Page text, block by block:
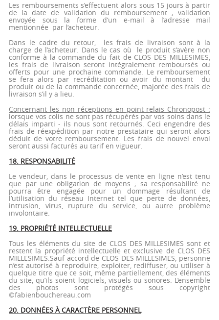
Les remboursements s’effectuent alors sous 15 jours à partir
de la date de validation du remboursement ; validation
envoyée sous la forme d’un e-mail à l’adresse mail
mentionnée par l’acheteur.
Dans le cadre du retour, les frais de livraison sont à la
charge de l’acheteur. Dans le cas où le produit s’avère non
conforme à la commande du fait de CLOS DES MILLESIMES,
les frais de livraison seront intégralement remboursés ou
offerts pour une prochaine commande. Le remboursement
se fera alors par recréditation ou avoir du montant du
produit ou de la commande concernée, majorée des frais de
livraison s’il y a lieu.
Concernant les non réceptions en point-relais Chronopost :
lorsque vos colis ne sont pas récupérés par vos soins dans le
délais imparti - ils nous sont retournés. Ceci engendre des
frais de réexpédition par notre prestataire qui seront alors
déduit de votre remboursement. Les frais de nouvel envoi
seront aussi facturés au tarif en vigueur.
18. RESPONSABILITÉ
Le vendeur, dans le processus de vente en ligne n’est tenu
que par une obligation de moyens ; sa responsabilité ne
pourra être engagée pour un dommage résultant de
l’utilisation du réseau Internet tel que perte de données,
intrusion, virus, rupture du service, ou autre problème
involontaire.
19. PROPRIÉTÉ INTELLECTUELLE
Tous les éléments du site de CLOS DES MILLESIMES sont et
restent la propriété intellectuelle et exclusive de CLOS DES
MILLESIMES.Sauf accord de CLOS DES MILLESIMES, personne
n’est autorisé à reproduire, exploiter, rediffuser, ou utiliser à
quelque titre que ce soit, même partiellement, des éléments
du site, qu’ils soient logiciels, visuels ou sonores. L’ensemble
des photos sont protégés sous copyright
©fabienbouchereau.com
20. DONNÉES À CARACTÈRE PERSONNEL